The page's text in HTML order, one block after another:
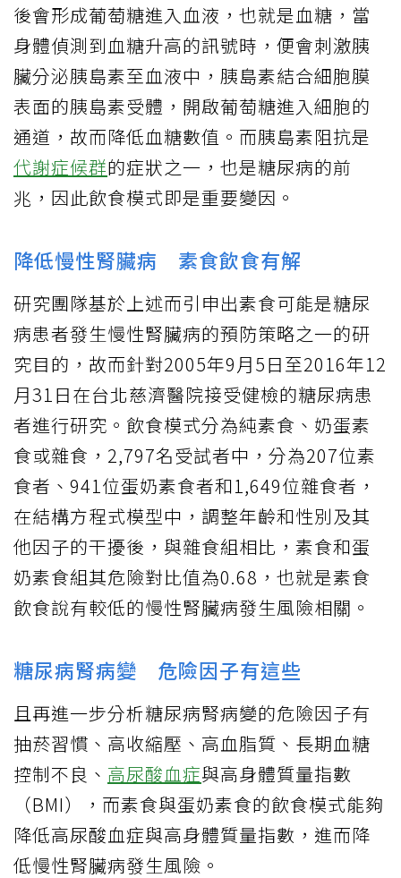
後會形成葡萄糖進入血液，也就是血糖，當
身體偵測到血糖升高的訊號時，便會刺激胰
臟分泌胰島素至血液中，胰島素結合細胞膜
表面的胰島素受體，開啟葡萄糖進入細胞的
通道，故而降低血糖數值。而胰島素阻抗是
代謝症候群的症狀之一，也是糖尿病的前
兆，因此飲食模式即是重要變因。
降低慢性腎臟病 素食飲食有解
研究團隊基於上述而引申出素食可能是糖尿
病患者發生慢性腎臟病的預防策略之一的研
究目的，故而針對2005年9月5日至2016年12
月31日在台北慈濟醫院接受健檢的糖尿病患
者進行研究。飲食模式分為純素食、奶蛋素
食或雜食，2,797名受試者中，分為207位素
食者、941位蛋奶素食者和1,649位雜食者，
在結構方程式模型中，調整年齡和性別及其
他因子的干擾後，與雜食組相比，素食和蛋
奶素食組其危險對比值為0.68，也就是素食
飲食說有較低的慢性腎臟病發生風險相關。
糖尿病腎病變 危險因子有這些
且再進一步分析糖尿病腎病變的危險因子有
抽菸習慣、高收縮壓、高血脂質、長期血糖
控制不良、 高尿酸血症與高身體質量指數
（BMI），而素食與蛋奶素食的飲食模式能夠
降低高尿酸血症與高身體質量指數，進而降
低慢性腎臟病發生風險。